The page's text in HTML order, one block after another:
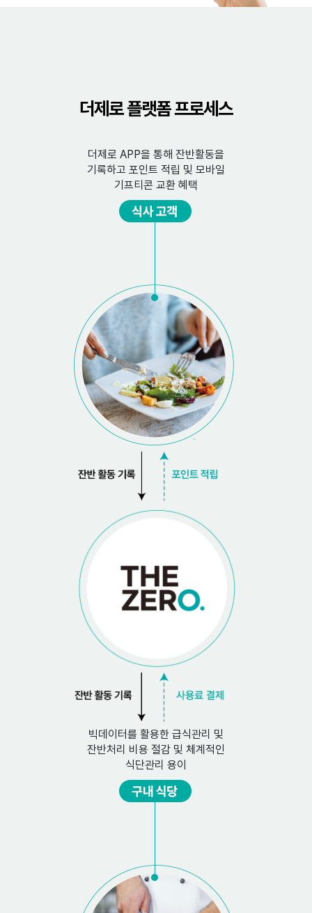
더제로 플랫폼 프로세스
더제로 APP을 통해 잔반활동을
기록하고 포인트 적립 및 모바일
기프티콘 교환 혜택
빅데이터를 활용한 급식관리 및
잔반처리 비용 절감 및 체계적인
식단관리 용이